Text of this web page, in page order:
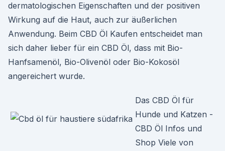
dermatologischen Eigenschaften und der positiven
Wirkung auf die Haut, auch zur äußerlichen
Anwendung. Beim CBD Öl Kaufen entscheidet man
sich daher lieber für ein CBD Öl, dass mit Bio-
Hanfsamenöl, Bio-Olivenöl oder Bio-Kokosöl
angereichert wurde.
Das CBD Öl für
Hunde und Katzen -
CBD Öl Infos und
Shop Viele von